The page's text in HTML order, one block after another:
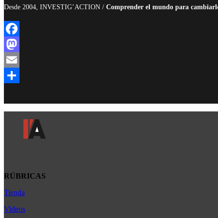
Desde 2004, INVESTIG’ACTION / Comprender el mundo para
Facebook
Mastodon
Email
RÚBRICAS
Africa
América Latina
Tienda
Videos